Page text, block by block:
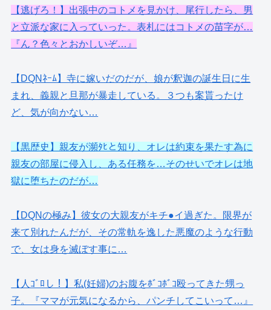
【逃げろ！】出張中のコトメを見かけ、尾行したら、男
と立派な家に入っていった。表札にはコトメの苗字が…
『ん？色々とおかしいぞ…』
【DQNﾈｰﾑ】寺に嫁いだのだが、娘が釈迦の誕生日に生
まれ、義親と旦那が暴走している。３つも案貰ったけ
ど、気が向かない…
【黒歴史】親友が瀕ﾀﾋと知り、オレは約束を果たす為に
親友の部屋に侵入し、ある任務を…そのせいでオレは地
獄に堕ちたのだが…
【DQNの極み】彼女の大親友がキチ●イ過ぎた。限界が
来て別れたんだが、その常軌を逸した悪魔のような行動
で、女は身を滅ぼす事に…
【人ｺﾞﾛし！】私(妊婦)のお腹をﾎﾞｺﾎﾞｺ殴ってきた甥っ
子。『ママが元気になるから、パンチしてこいって…』